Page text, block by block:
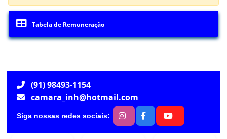
Tabela de Remuneração
(91) 98493-1154
camara_inh@hotmail.com
Siga nossas redes sociais: